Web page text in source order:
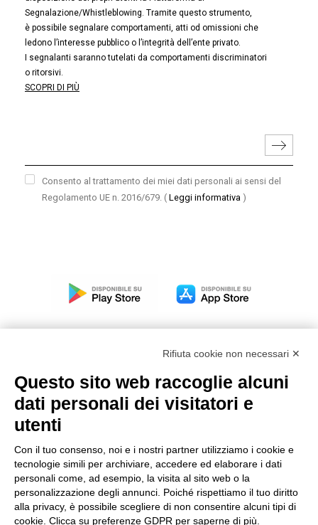
Segnalazione/Whistleblowing. Tramite questo strumento,
è possibile segnalare comportamenti, atti od omissioni che
ledono l’interesse pubblico o l’integrità dell’ente privato.
I segnalanti saranno tutelati da comportamenti discriminatori
o ritorsivi.
SCOPRI DI PIÙ
Consento al trattamento dei miei dati personali ai sensi del
Regolamento UE n. 2016/679. ( Leggi informativa )
Modello organizzativo, gestione e controllo – D. lgs.
231/2001
Condizioni generali di vendita DKC Power Solutions
Condizioni generali di acquisto
Codice etico
Rifiuta cookie non necessari ✕
Questo sito web raccoglie alcuni
dati personali dei visitatori e
utenti
Con il tuo consenso, noi e i nostri partner utilizziamo i cookie e
tecnologie simili per archiviare, accedere ed elaborare i dati
personali come, ad esempio, la visita al sito web o la
personalizzazione degli annunci. Poiché rispettiamo il tuo diritto
alla privacy, è possibile scegliere di non consentire alcuni tipi di
cookie. Clicca su preferenze GDPR per saperne di più.